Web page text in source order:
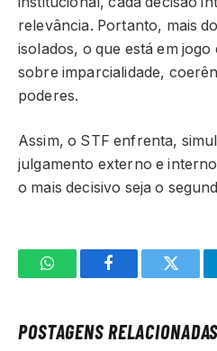
relevância. Portanto, mais
isolados, o que está em
sobre imparcialidade,
poderes.
Assim, o STF enfrenta,
julgamento externo e
o mais decisivo seja o
WhatsAppFacebookTwitter
POSTAGENS RELACIONADAS